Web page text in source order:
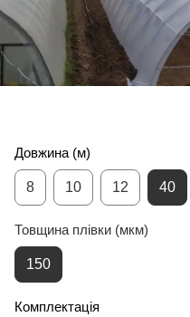
Довжина (м)
8 10 12 40
Товщина плівки (мкм)
150
Комплектація